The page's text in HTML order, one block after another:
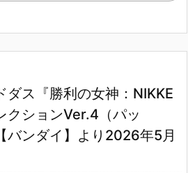
ダス『勝利の女神：NIKKE
クションVer.4（パッ
バンダイ】より2026年5月